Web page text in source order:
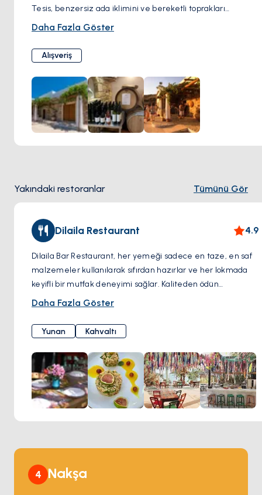
Tesis, benzersiz ada iklimini ve bereketli toprakları
kullanarak, çeşitli yüksek kaliteli şaraplar üretmek için yerel
organik tarım ilkelerini benimseyen şarapçılık, her şişenin
adanın eşsiz terroir karakterini yansıtmasını sağlıyor. Lipsi
Şarapçılığı, şarap tadımları ve şarap yapımı süreci hakkında
bilgi edinme yoluyla ziyaretçileri adanın zengin kültürel
mirasına dalmaya davet ediyor.
Daha Fazla Göster
Alışveriş
Yakındaki restoranlar Tümünü Gör
Dilaila Restaurant 4.9
Dilaila Bar Restaurant, her yemeği sadece en taze, en saf
malzemeler kullanılarak sıfırdan hazırlar ve her lokmada
keyifli bir mutfak deneyimi sağlar. Kaliteden ödün
vermeden her tabakta olağanüstü tat sunmaya önem
konuklarına yaşatır. Kalamata'dan gelen en kaliteli
zeytinyağının zenginliğiyle tatlandırılmış bölgesel
lezzetleri deneyimleyerek Dilaila Bar Restaurant'ta
unutulmayacak bir akşam yemeğinin tadını çıkarın.
Daha Fazla Göster
Yunan Kahvaltı
4 Nakşa